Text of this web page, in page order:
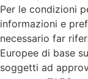
Per le condizioni
informazioni e
necessario far
Europee di base
soggetti ad